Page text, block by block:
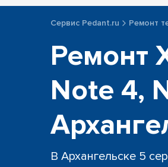
Сервис Pedant.ru Ремонт
Ремонт
Note 4,
В Архангельске 5